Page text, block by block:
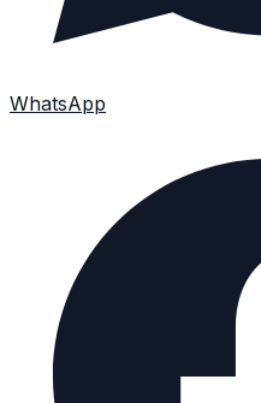
WhatsApp